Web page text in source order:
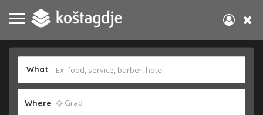
What
Where